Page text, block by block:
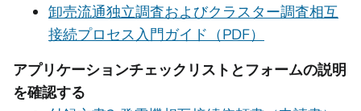
卸売流通独立調査およびクラスター調査相互
接続プロセス入門ガイド（PDF）
アプリケーションチェックリストとフォームの説明
を確認する